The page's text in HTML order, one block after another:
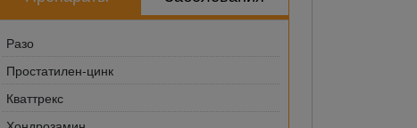
Разо
Простатилен-цинк
Кваттрекс